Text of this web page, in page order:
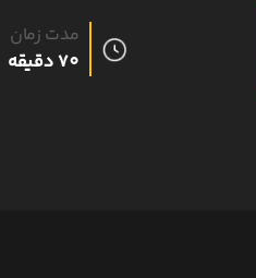
مدت زمان
70 دقیقه